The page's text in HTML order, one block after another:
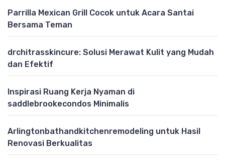
Parrilla Mexican Grill Cocok untuk Acara Santai
Bersama Teman
drchitrasskincure: Solusi Merawat Kulit yang Mudah
dan Efektif
Inspirasi Ruang Kerja Nyaman di
saddlebrookecondos Minimalis
Arlingtonbathandkitchenremodeling untuk Hasil
Renovasi Berkualitas